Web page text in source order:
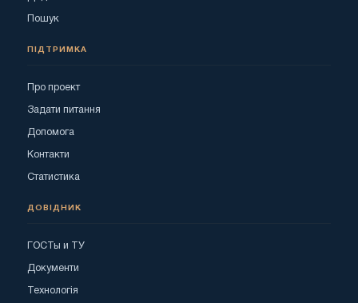
Пошук
ПІДТРИМКА
Про проект
Задати питання
Допомога
Контакти
Статистика
ДОВІДНИК
ГОСТы и ТУ
Документи
Технологія